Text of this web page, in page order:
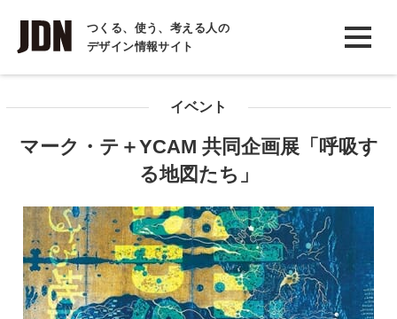
つくる、使う、考える人の
デザイン情報サイト
INTERVIEW
インタビュー
イベント
マーク・テ＋YCAM 共同企画展「呼吸す
る地図たち」